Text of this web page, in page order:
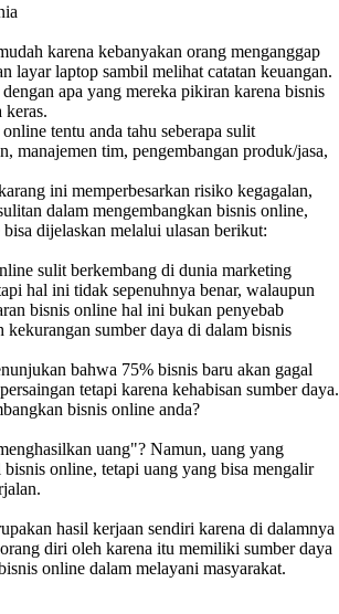
karena kebanyakan orang menganggap
layar laptop sambil melihat catatan keuangan.
apa yang mereka pikiran karena bisnis
keras.
tentu anda tahu seberapa sulit
manajemen tim, pengembangan produk/jasa,
ini memperbesarkan risiko kegagalan,
dalam mengembangkan bisnis online,
dijelaskan melalui ulasan berikut:
sulit berkembang di dunia marketing
hal ini tidak sepenuhnya benar, walaupun
bisnis online hal ini bukan penyebab
kekurangan sumber daya di dalam bisnis
bahwa 75% bisnis baru akan gagal
tetapi karena kehabisan sumber daya.
bisnis online anda?
uang"? Namun, uang yang
online, tetapi uang yang bisa mengalir
hasil kerjaan sendiri karena di dalamnya
diri oleh karena itu memiliki sumber daya
online dalam melayani masyarakat.